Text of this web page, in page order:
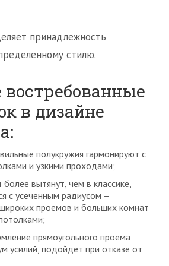
принадлежность
стилю.
востребованные
в дизайне
полукружия гармонируют с
и узкими проходами;
вытянут, чем в классике,
с усеченным радиусом –
проемов и больших комнат
прямоугольного проема
усилий, подойдет при отказе от